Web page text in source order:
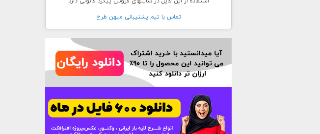
تماس با تيم پشتيبانی ميهن طرح